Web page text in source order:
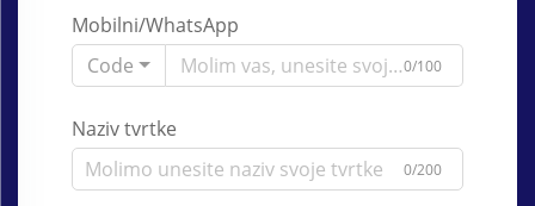
Mobilni/WhatsApp
Code
0/100
Naziv tvrtke
0/200